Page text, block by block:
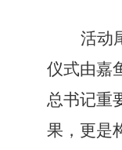
活动
仪式由嘉
总书记重
果，更是